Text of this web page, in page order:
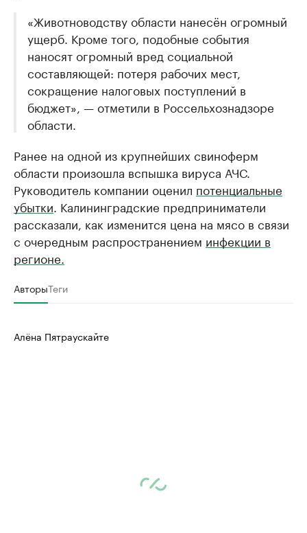
«Животноводству области нанесён огромный
ущерб. Кроме того, подобные события
наносят огромный вред социальной
составляющей: потеря рабочих мест,
сокращение налоговых поступлений в
бюджет», — отметили в Россельхознадзоре
области.
Ранее на одной из крупнейших свиноферм
области произошла вспышка вируса АЧС.
Руководитель компании оценил потенциальные
убытки . Калининградские предприниматели
рассказали, как изменится цена на мясо в связи
с очередным распространением инфекции в
регионе.
АвторыТеги
Алёна Пятраускайте